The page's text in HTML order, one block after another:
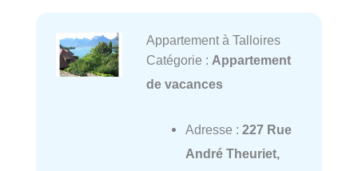
Appartement à Talloires
Catégorie : Appartement
de vacances
Adresse : 227 Rue
André Theuriet,